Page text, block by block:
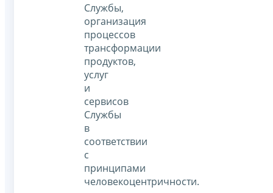
Службы,
организация
процессов
трансформации
продуктов,
услуг
и
сервисов
Службы
в
соответствии
с
принципами
человекоцентричности.